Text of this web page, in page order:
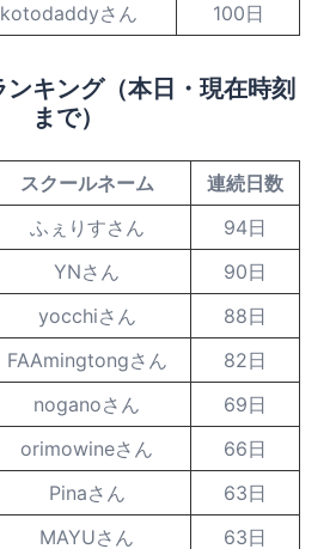
さん 100日
キング（本日・現在時刻
まで）
スクールネーム
連続日数
ふぇりすさん
94日
YNさん
90日
yocchiさん
88日
FAAmingtongさん
82日
noganoさん
69日
orimowineさん
66日
Pinaさん
63日
MAYUさん 63日